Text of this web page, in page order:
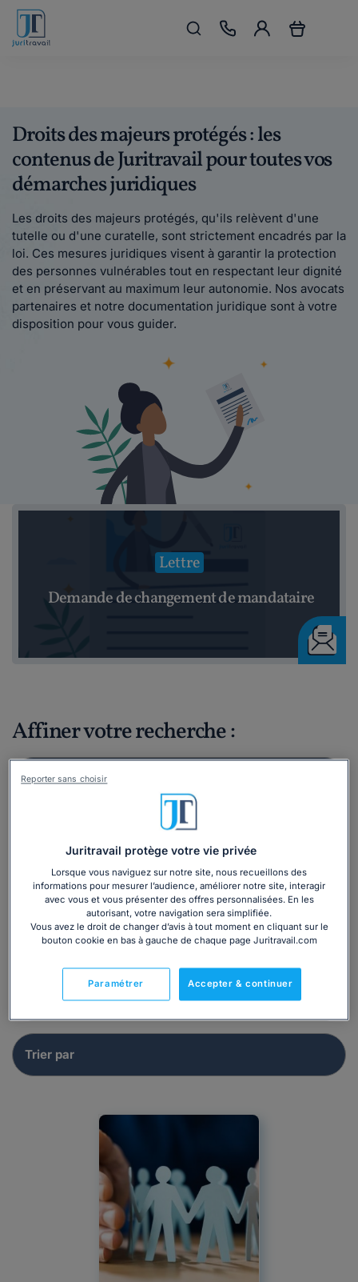
Droits des majeurs protégés : les
contenus de Juritravail pour toutes vos
démarches juridiques
Les droits des majeurs protégés, qu'ils relèvent d'une
tutelle ou d'une curatelle, sont strictement encadrés par la
loi. Ces mesures juridiques visent à garantir la protection
des personnes vulnérables tout en respectant leur dignité
et en préservant au maximum leur autonomie. Nos avocats
partenaires et notre documentation juridique sont à votre
disposition pour vous guider.
Lettre
Demande de changement de mandataire
Affiner votre recherche :
Juritravail protège votre vie privée
Lorsque vous naviguez sur notre site, nous recueillons des
informations pour mesurer l’audience, améliorer notre site, interagir
avec vous et vous présenter des offres personnalisées. En les
autorisant, votre navigation sera simplifiée.
Vous avez le droit de changer d’avis à tout moment en cliquant sur le
bouton cookie en bas à gauche de chaque page Juritravail.com
Accepter & continuer
Paramétrer
Reporter sans choisir